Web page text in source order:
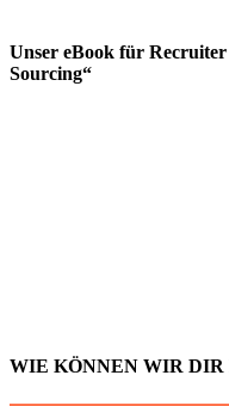
Unser eBook für
Sourcing“
WIE KÖNNEN WIR DIR